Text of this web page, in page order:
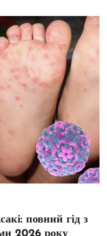
повний гід з